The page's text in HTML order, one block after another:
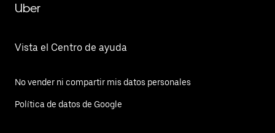
Uber
Vista el Centro de ayuda
No vender ni compartir mis datos personales
Política de datos de Google